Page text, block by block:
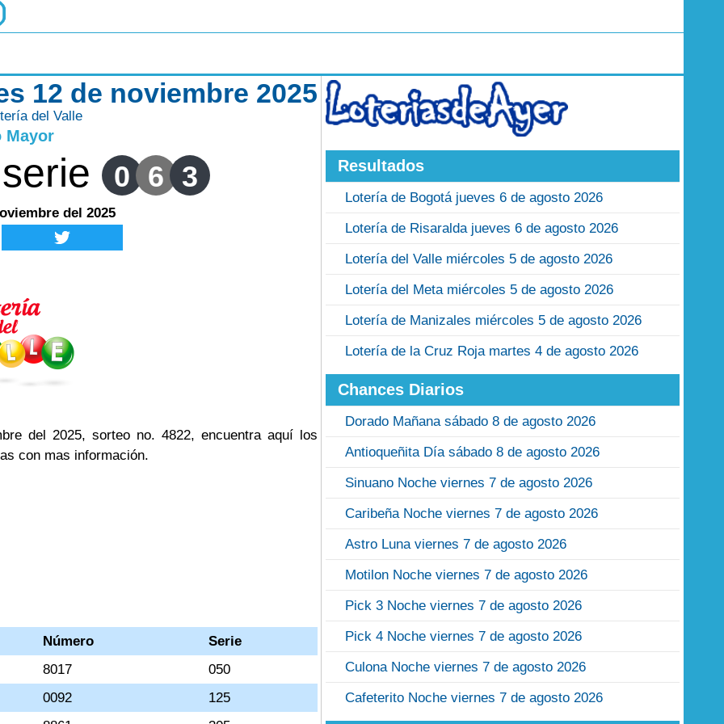
12 de noviembre 2025
del Valle
Mayor
0 6 3
del 2025
del 2025, sorteo no. 4822, encuentra aquí los
con mas información.
Número
Serie
8017
050
0092
125
Resultados
Lotería de Bogotá jueves 6 de agosto 2026
Lotería de Risaralda jueves 6 de agosto 2026
Lotería del Valle miércoles 5 de agosto 2026
Lotería del Meta miércoles 5 de agosto 2026
Lotería de Manizales miércoles 5 de agosto 2026
Lotería de la Cruz Roja martes 4 de agosto 2026
Chances Diarios
Dorado Mañana sábado 8 de agosto 2026
Antioqueñita Día sábado 8 de agosto 2026
Sinuano Noche viernes 7 de agosto 2026
Caribeña Noche viernes 7 de agosto 2026
Astro Luna viernes 7 de agosto 2026
Motilon Noche viernes 7 de agosto 2026
Pick 3 Noche viernes 7 de agosto 2026
Pick 4 Noche viernes 7 de agosto 2026
Culona Noche viernes 7 de agosto 2026
Cafeterito Noche viernes 7 de agosto 2026